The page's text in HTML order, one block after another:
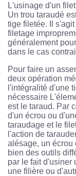
L'usinage d'un
Un trou taraudé
tige filetée. Il
filetage
généralement
dans le cas
Pour faire un
deux opération
l'intégralité d'une
nécessaire
est le taraud. Par
d'un écrou ou
taraudage et le
l'action de
alésage, un écrou
bien des outils
par le fait d'usiner
une filière ou